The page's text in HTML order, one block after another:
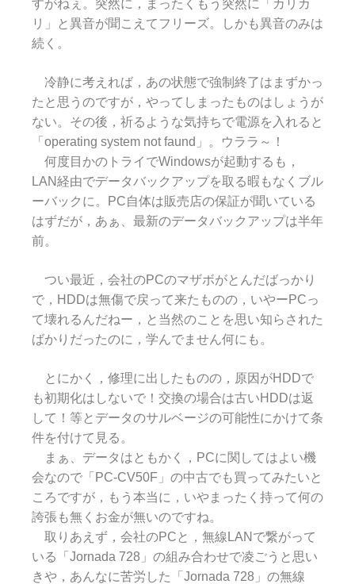
すがねぇ。突然に，まったくもう突然に「カリカ
リ」と異音が聞こえてフリーズ。しかも異音のみは
続く。
冷静に考えれば，あの状態で強制終了はまずかっ
たと思うのですが，やってしまったものはしょうが
ない。その後，祈るような気持ちで電源を入れると
「operating system not faund」。ウララ～！
何度目かのトライでWindowsが起動するも，
LAN経由でデータバックアップを取る暇もなくブル
ーバックに。PC自体は販売店の保証が聞いている
はずだが，あぁ、最新のデータバックアップは半年
前。
つい最近，会社のPCのマザボがとんだばっかり
で，HDDは無傷で戻って来たものの，いやーPCっ
て壊れるんだねー，と当然のことを思い知らされた
ばかりだったのに，学んでません何にも。
とにかく，修理に出したものの，原因がHDDで
も初期化はしないで！交換の場合は古いHDDは返
して！等とデータのサルベージの可能性にかけて条
件を付けて見る。
まぁ、データはともかく，PCに関してはよい機
会なので「PC-CV50F」の中古でも買ってみたいと
ころですが，もう本当に，いやまったく持って何の
誇張も無くお金が無いのですね。
取りあえず，会社のPCと，無線LANで繋がって
いる「Jornada 728」の組み合わせで凌ごうと思い
きや，あんなに苦労した「Jornada 728」の無線